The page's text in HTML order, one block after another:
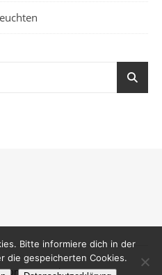
vonWP Royal.
Bitte informiere dich in der
die gespeicherten Cookies.